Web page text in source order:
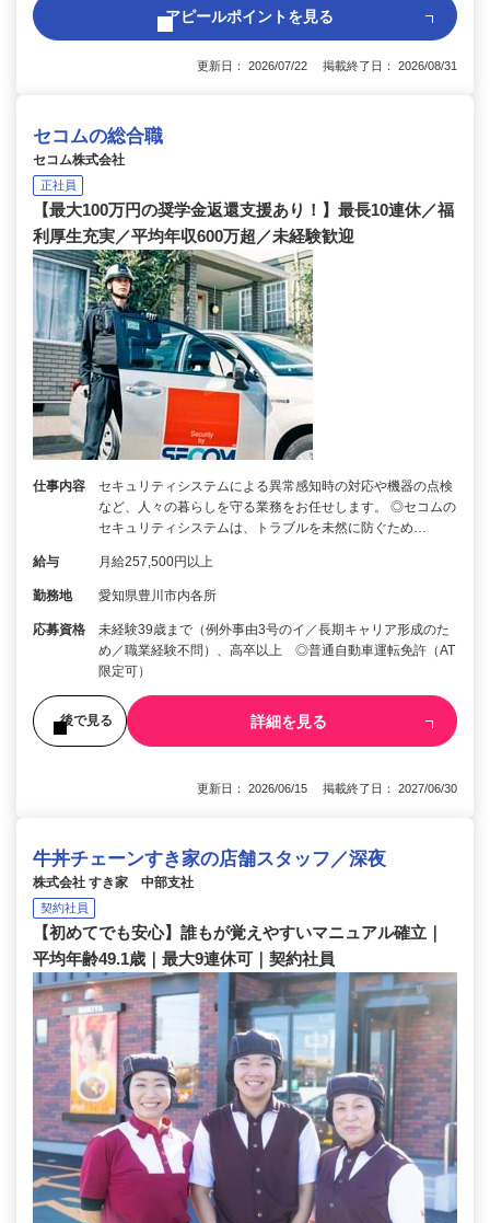
アピールポイントを見る
更新日： 2026/07/22 掲載終了日： 2026/08/31
セコムの総合職
セコム株式会社
正社員
【最大100万円の奨学金返還支援あり！】最長10連休／福
利厚生充実／平均年収600万超／未経験歓迎
仕事内容
セキュリティシステムによる異常感知時の対応や機器の点検
など、人々の暮らしを守る業務をお任せします。 ◎セコムの
セキュリティシステムは、トラブルを未然に防ぐため…
給与 月給257,500円以上
勤務地 愛知県豊川市内各所
応募資格
未経験39歳まで（例外事由3号のイ／長期キャリア形成のた
め／職業経験不問）、高卒以上 ◎普通自動車運転免許（AT
限定可）
後で見る 詳細を見る
更新日： 2026/06/15 掲載終了日： 2027/06/30
牛丼チェーンすき家の店舗スタッフ／深夜
株式会社 すき家 中部支社
契約社員
【初めてでも安心】誰もが覚えやすいマニュアル確立｜
平均年齢49.1歳｜最大9連休可｜契約社員